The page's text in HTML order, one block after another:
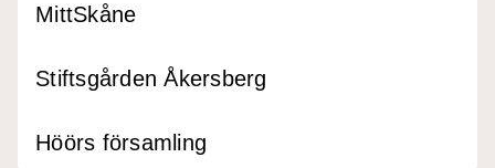
MittSkåne
Stiftsgården Åkersberg
Höörs församling